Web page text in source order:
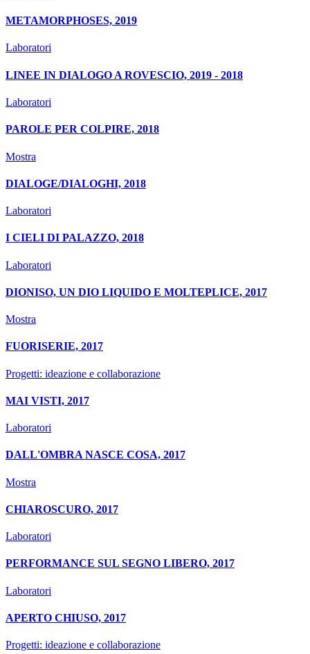
METAMORPHOSES, 2019
Laboratori
LINEE IN DIALOGO A ROVESCIO, 2019 - 2018
Laboratori
PAROLE PER COLPIRE, 2018
Mostra
DIALOGE/DIALOGHI, 2018
Laboratori
I CIELI DI PALAZZO, 2018
Laboratori
DIONISO, UN DIO LIQUIDO E MOLTEPLICE, 2017
Mostra
FUORISERIE, 2017
Progetti: ideazione e collaborazione
MAI VISTI, 2017
Laboratori
DALL'OMBRA NASCE COSA, 2017
Mostra
CHIAROSCURO, 2017
Laboratori
PERFORMANCE SUL SEGNO LIBERO, 2017
Laboratori
APERTO CHIUSO, 2017
Progetti: ideazione e collaborazione